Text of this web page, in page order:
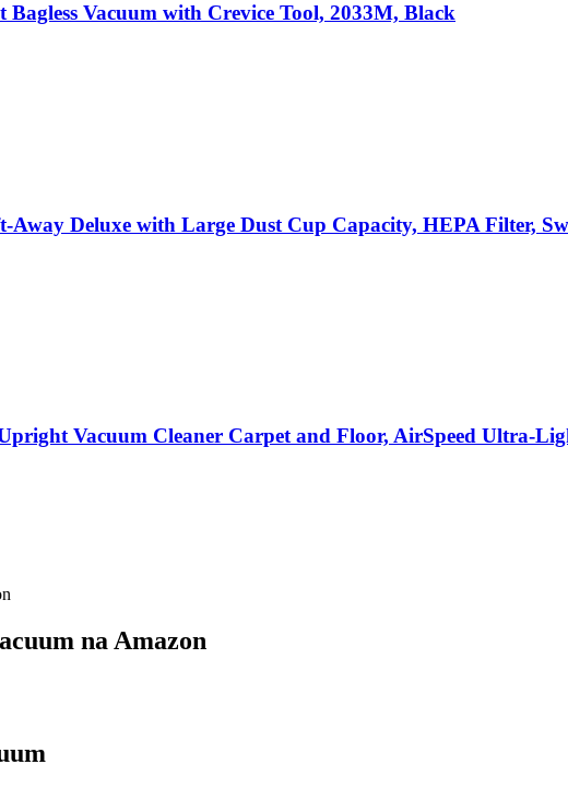
Vacuum with Crevice Tool, 2033M, Black
Deluxe with Large Dust Cup Capacity, HEPA Filter,
Vacuum Cleaner Carpet and Floor, AirSpeed Ultra-
na Amazon